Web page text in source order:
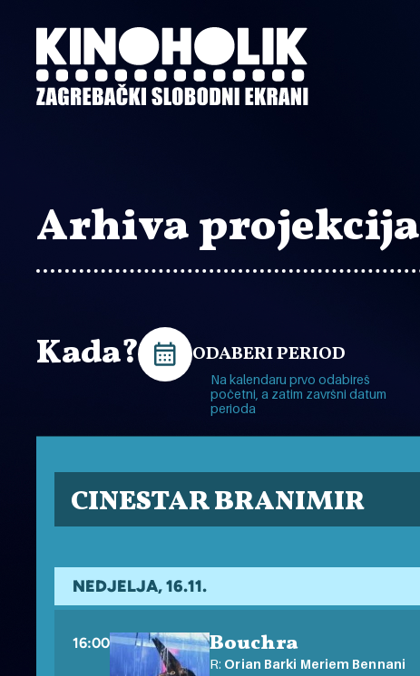
sadržaj
Arhiva projekcija
Kada? ODABERI PERIOD
Na kalendaru prvo odabireš
početni, a zatim završni datum
perioda
CINESTAR BRANIMIR
NEDJELJA, 16.11.
16:00 Bouchra
R: Orian Barki Meriem Bennani